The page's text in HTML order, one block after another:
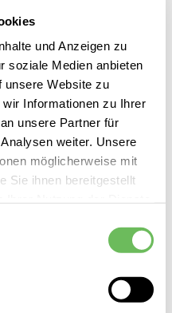
und Anzeigen zu
soziale Medien anbieten
unsere Website zu
Informationen zu Ihrer
unsere Partner für
weiter. Unsere
möglicherweise mit
Sie ihnen bereitgestellt
SALE